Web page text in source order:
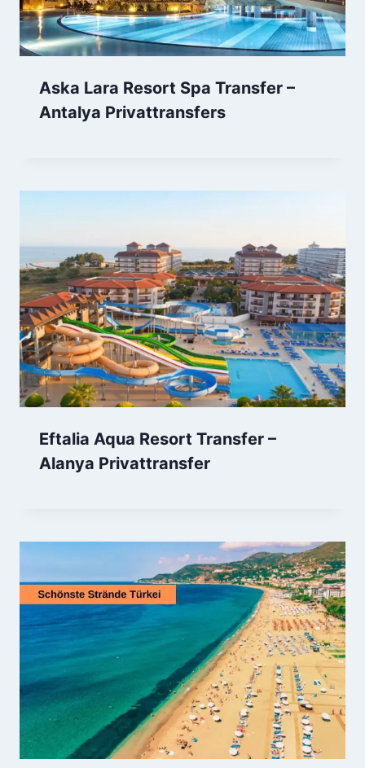
Aska Lara Resort Spa Transfer –
Antalya Privattransfers
Eftalia Aqua Resort Transfer –
Alanya Privattransfer